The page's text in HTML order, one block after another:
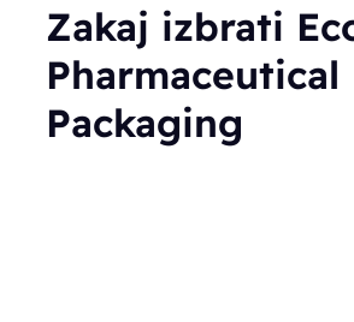
Zakaj izbrati
Pharmaceutical
Packaging